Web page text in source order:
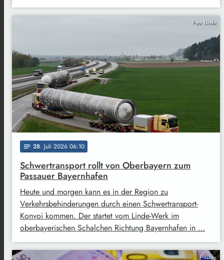
Foto: Linde
notes 28. Juli 2026 06:10
Schwertransport rollt von Oberbayern zum
Passauer Bayernhafen
Heute und morgen kann es in der Region zu
Verkehrsbehinderungen durch einen Schwertransport-
Konvoi kommen. Der startet vom Linde-Werk im
oberbayerischen Schalchen Richtung Bayernhafen in …
Pixabay